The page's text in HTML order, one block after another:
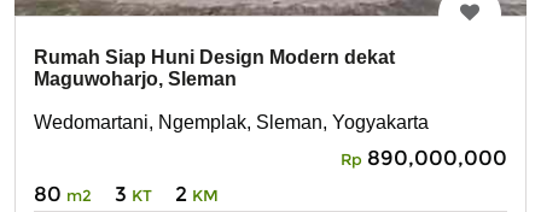
Rumah Siap Huni Design Modern dekat
Maguwoharjo, Sleman
Wedomartani, Ngemplak, Sleman, Yogyakarta
Rp 890,000,000
80 m2 3 KT 2 KM